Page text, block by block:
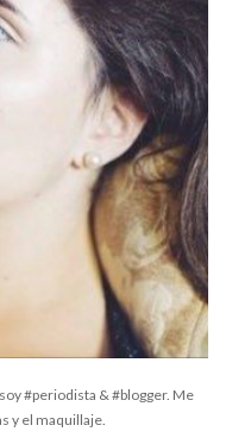
#periodista & #blogger. Me
y el maquillaje.